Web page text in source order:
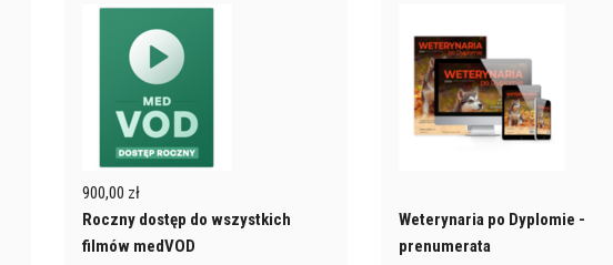
900,00 zł
Roczny dostęp do wszystkich
filmów medVOD
Weterynaria po Dyplomie -
prenumerata